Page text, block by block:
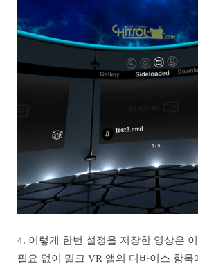
4. 이렇게 한번 설정을 저장한 영상은
필요 없이 밀크 VR 앱의 디바이스 항목